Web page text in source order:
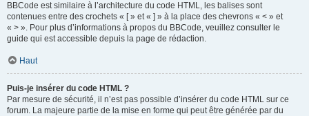
BBCode est similaire à l’architecture du code HTML, les balises sont
contenues entre des crochets « [ » et « ] » à la place des chevrons « < » et
« > ». Pour plus d’informations à propos du BBCode, veuillez consulter le
guide qui est accessible depuis la page de rédaction.
Haut
Puis-je insérer du code HTML ?
Par mesure de sécurité, il n’est pas possible d’insérer du code HTML sur ce
forum. La majeure partie de la mise en forme qui peut être générée par du